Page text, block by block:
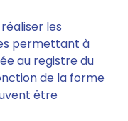
les
permettant à
au registre du
de la forme
être